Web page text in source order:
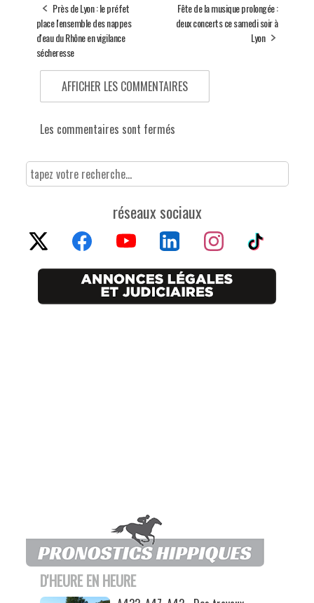
Près de Lyon : le préfet
place l'ensemble des nappes
d'eau du Rhône en vigilance
sécheresse
Fête de la musique prolongée :
deux concerts ce samedi soir à
Lyon
AFFICHER LES COMMENTAIRES
Les commentaires sont fermés
réseaux sociaux
D'HEURE EN HEURE